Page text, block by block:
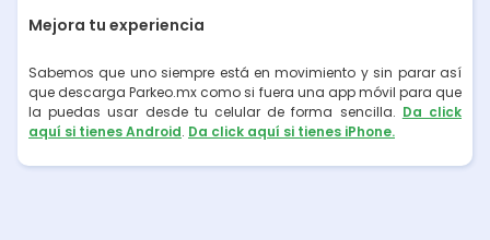
Mejora tu experiencia
Sabemos que uno siempre está en movimiento y sin parar así
que descarga Parkeo.mx como si fuera una app móvil para que
la puedas usar desde tu celular de forma sencilla. Da click
aquí si tienes Android. Da click aquí si tienes iPhone.